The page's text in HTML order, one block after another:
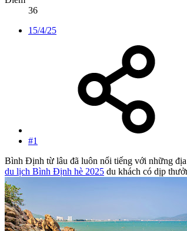
36
15/4/25
#1
Bình Định từ lâu đã luôn nổi tiếng với những
du lịch Bình Định hè 2025 du khách có dịp